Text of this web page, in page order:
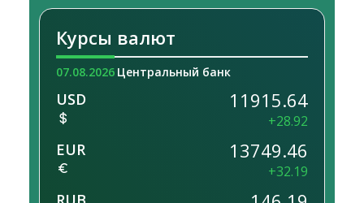
Курсы валют
07.08.2026 Центральный банк
USD 11915.64
+28.92
EUR 13749.46
+32.19